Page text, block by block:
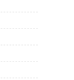
günü saat